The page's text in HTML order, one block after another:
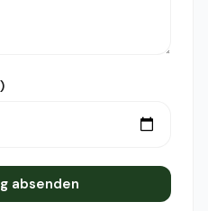
absenden